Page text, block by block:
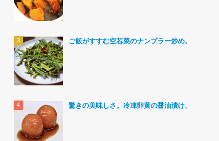
ご飯がすすむ空芯菜のナンプラー炒め。
驚きの美味しさ。冷凍卵黄の醤油漬け。